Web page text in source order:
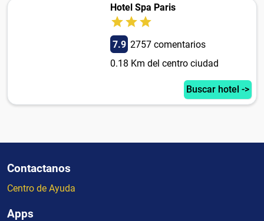
Hotel Spa Paris
7.9 2757 comentarios
0.18 Km del centro ciudad
Buscar hotel ->
Contactanos
Centro de Ayuda
Apps